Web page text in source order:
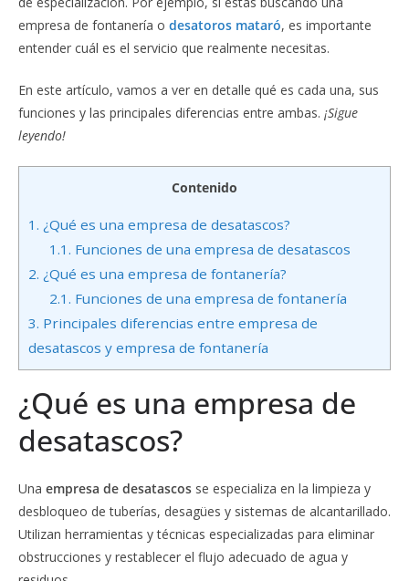
empresa de fontanería o desatoros mataró, es importante
entender cuál es el servicio que realmente necesitas.
En este artículo, vamos a ver en detalle qué es cada una, sus
funciones y las principales diferencias entre ambas. ¡Sigue
leyendo!
Contenido
1. ¿Qué es una empresa de desatascos?
1.1. Funciones de una empresa de desatascos
2. ¿Qué es una empresa de fontanería?
2.1. Funciones de una empresa de fontanería
3. Principales diferencias entre empresa de
desatascos y empresa de fontanería
¿Qué es una empresa de
desatascos?
Una empresa de desatascos se especializa en la limpieza y
desbloqueo de tuberías, desagües y sistemas de alcantarillado.
Utilizan herramientas y técnicas especializadas para eliminar
obstrucciones y restablecer el flujo adecuado de agua y